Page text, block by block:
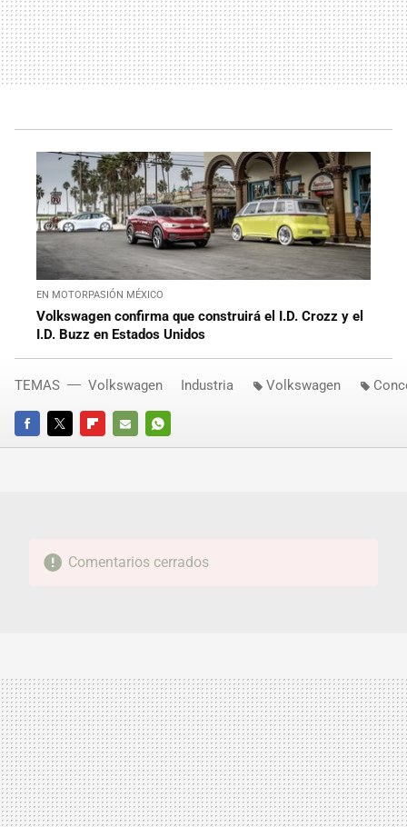
EN MOTORPASIÓN MÉXICO
Volkswagen confirma que construirá el I.D. Crozz y el
I.D. Buzz en Estados Unidos
FACEBOOKTWITTERFLIPBOARD
E-
WHATSAPP
TEMAS Volkswagen Industria Volkswagen
Comentarios cerrados